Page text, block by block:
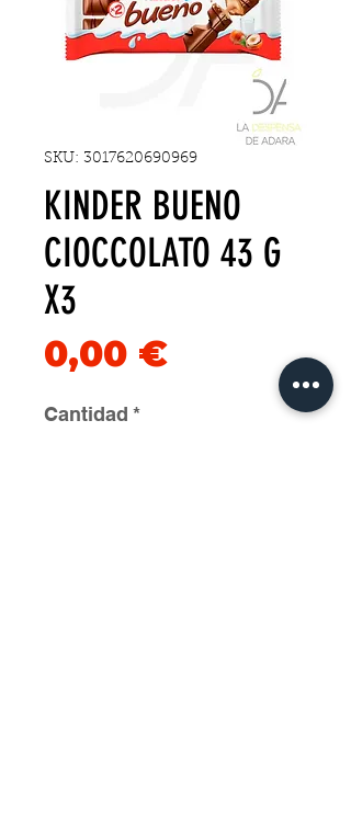
SKU: 3017620690969
KINDER BUENO
CIOCCOLATO 43 G
X3
0,00 €Precio
Cantidad *